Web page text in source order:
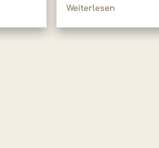
Weiterlesen